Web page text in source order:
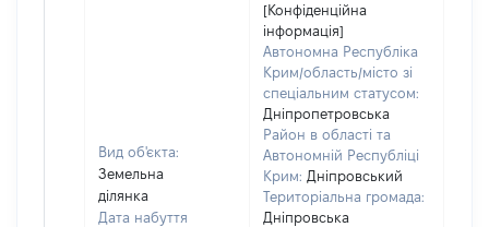
Вид об'єкта:
Земельна
ділянка
Дата набуття
[Конфіденційна
інформація]
Автономна Республіка
Крим/область/місто зі
спеціальним статусом:
Дніпропетровська
Район в області та
Автономній Республіці
Крим: Дніпровський
Територіальна громада:
Дніпровська